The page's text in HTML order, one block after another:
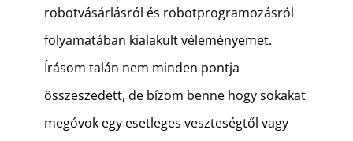
robotvásárlásról és robotprogramozásról
folyamatában kialakult véleményemet.
Írásom talán nem minden pontja
összeszedett, de bízom benne hogy sokakat
megóvok egy esetleges veszteségtől vagy